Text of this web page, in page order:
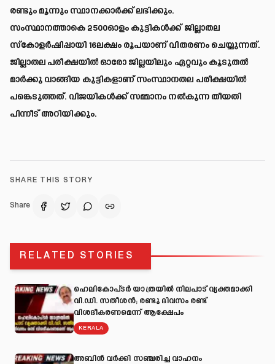
രണ്ടും മൂന്നും സ്ഥാനക്കാർക്ക് ലഭിക്കും.
സംസ്ഥാനത്താകെ 2500ഓളം കുട്ടികൾക്ക് ജില്ലാതല
സ്‌കോളർഷിപ്പായി 16ലക്ഷം രൂപയാണ് വിതരണം ചെയ്യുന്നത്.
ജില്ലാതല പരീക്ഷയിൽ ഓരോ ജില്ലയിലും ഏറ്റവും കൂടുതൽ
മാർക്കു വാങ്ങിയ കുട്ടികളാണ് സംസ്ഥാനതല പരീക്ഷയിൽ
പങ്കെടുത്തത്. വിജയികൾക്ക് സമ്മാനം നൽകുന്ന തീയതി
പിന്നീട് അറിയിക്കും.
SHARE THIS STORY
Share
RELATED STORIES
ഹെലികോപ്ടർ യാത്രയിൽ നിലപാട് വ്യക്തമാക്കി
വി.ഡി. സതീശൻ; രണ്ടു ദിവസം രണ്ട്
വിശദീകരണമെന്ന് ആക്ഷേപം
KERALA
അബിന്‍ വര്‍ക്കി സഞ്ചരിച്ച വാഹനം